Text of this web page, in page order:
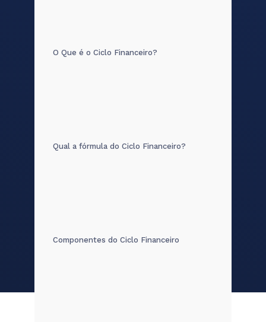
O Que é o Ciclo Financeiro?
Qual a fórmula do Ciclo Financeiro?
Componentes do Ciclo Financeiro